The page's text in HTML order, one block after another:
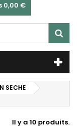
0,00 €
SECHE
Il y a 10 produits.